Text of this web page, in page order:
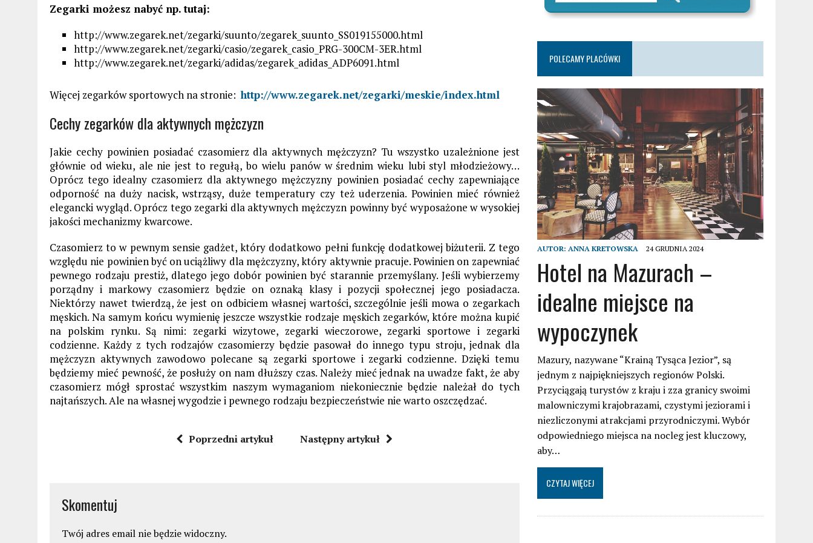
Zegarki możesz nabyć np. tutaj:
http://www.zegarek.net/zegarki/suunto/zegarek_suunto_SS019155000.html
http://www.zegarek.net/zegarki/casio/zegarek_casio_PRG-300CM-3ER.html
http://www.zegarek.net/zegarki/adidas/zegarek_adidas_ADP6091.html
Więcej zegarków sportowych na stronie:http://www.zegarek.net/zegarki/meskie/index.html
Cechy zegarków dla aktywnych mężczyzn
Jakie cechy powinien posiadać czasomierz dla aktywnych mężczyzn? Tu wszystko uzależnione jest
głównie od wieku, ale nie jest to regułą, bo wielu panów w średnim wieku lubi styl młodzieżowy…
Oprócz tego idealny czasomierz dla aktywnego mężczyzny powinien posiadać cechy zapewniające
odporność na duży nacisk, wstrząsy, duże temperatury czy też uderzenia. Powinien mieć również
elegancki wygląd. Oprócz tego zegarki dla aktywnych mężczyzn powinny być wyposażone w wysokiej
jakości mechanizmy kwarcowe.
Czasomierz to w pewnym sensie gadżet, który dodatkowo pełni funkcję dodatkowej biżuterii. Z tego
względu nie powinien być on uciążliwy dla mężczyzny, który aktywnie pracuje. Powinien on zapewniać
pewnego rodzaju prestiż, dlatego jego dobór powinien być starannie przemyślany. Jeśli wybierzemy
porządny i markowy czasomierz będzie on oznaką klasy i pozycji społecznej jego posiadacza.
Niektórzy nawet twierdzą, że jest on odbiciem własnej wartości, szczególnie jeśli mowa o zegarkach
męskich. Na samym końcu wymienię jeszcze wszystkie rodzaje męskich zegarków, które można kupić
na polskim rynku. Są nimi: zegarki wizytowe, zegarki wieczorowe, zegarki sportowe i zegarki
codzienne. Każdy z tych rodzajów czasomierzy będzie pasował do innego typu stroju, jednak dla
mężczyzn aktywnych zawodowo polecane są zegarki sportowe i zegarki codzienne. Dzięki temu
będziemy mieć pewność, że posłuży on nam dłuższy czas. Należy mieć jednak na uwadze fakt, że aby
czasomierz mógł sprostać wszystkim naszym wymaganiom niekoniecznie będzie należał do tych
najtańszych. Ale na własnej wygodzie i pewnego rodzaju bezpieczeństwie nie warto oszczędzać.
Poprzedni artykuł Następny artykuł
Skomentuj
Twój adres email nie będzie widoczny.
POLECAMY PLACÓWKI
AUTOR: ANNA KRETOWSKA 24 GRUDNIA 2024
Hotel na Mazurach –
idealne miejsce na
wypoczynek
Mazury, nazywane “Krainą Tysąca Jezior”, są
jednym z najpiękniejszych regionów Polski.
Przyciągają turystów z kraju i zza granicy swoimi
malowniczymi krajobrazami, czystymi jeziorami i
niezliczonymi atrakcjami przyrodniczymi. Wybór
odpowiedniego miejsca na nocleg jest kluczowy,
aby…
CZYTAJ WIĘCEJ